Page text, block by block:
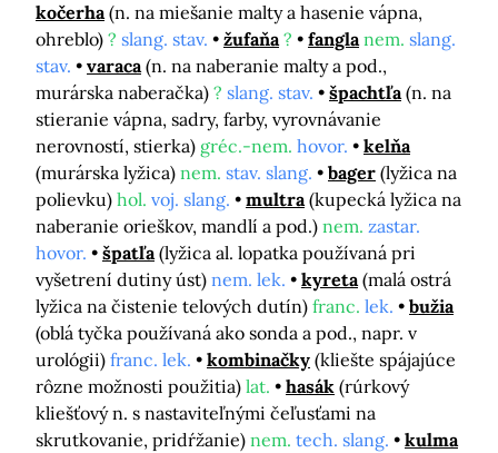
kočerha (n. na miešanie malty a hasenie vápna,
ohreblo) ? slang. stav. žufaňa ? fangla nem. slang.
stav.
varaca (n. na naberanie malty a pod.,
murárska naberačka) ? slang. stav. špachtľa (n. na
stieranie vápna, sadry, farby, vyrovnávanie
nerovností, stierka) gréc.-nem. hovor.
kelňa
(murárska lyžica) nem. stav. slang. bager (lyžica na
polievku) hol. voj. slang. multra (kupecká lyžica na
naberanie orieškov, mandlí a pod.) nem. zastar.
hovor.
špatľa (lyžica al. lopatka používaná pri
vyšetrení dutiny úst) nem. lek. kyreta (malá ostrá
lyžica na čistenie telových dutín) franc. lek.
bužia
(oblá tyčka používaná ako sonda a pod., napr. v
urológii) franc. lek. kombinačky (kliešte spájajúce
rôzne možnosti použitia) lat. hasák (rúrkový
kliešťový n. s nastaviteľnými čeľusťami na
skrutkovanie, pridŕžanie) nem. tech. slang.
kulma